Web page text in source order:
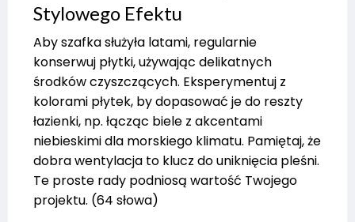
Stylowego Efektu
Aby szafka służyła latami, regularnie
konserwuj płytki, używając delikatnych
środków czyszczących. Eksperymentuj z
kolorami płytek, by dopasować je do reszty
łazienki, np. łącząc biele z akcentami
niebieskimi dla morskiego klimatu. Pamiętaj, że
dobra wentylacja to klucz do uniknięcia pleśni.
Te proste rady podniosą wartość Twojego
projektu. (64 słowa)